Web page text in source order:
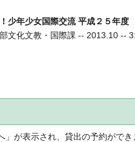
少年少女国際交流 平成２５年度
文化文教・国際課 -- 2013.10 --
」が表示され、貸出の予約ができ